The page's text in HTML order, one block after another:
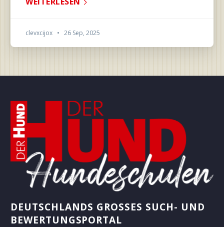
clevxcijox • 26 Sep, 2025
DEUTSCHLANDS GROSSES SUCH- UND B
EWERTUNGSPORTAL